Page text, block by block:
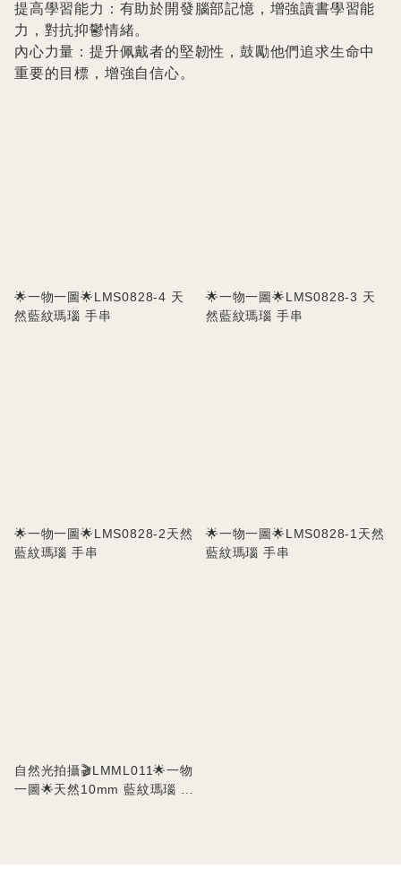
提高學習能力：有助於開發腦部記憶，增強讀書學習能
力，對抗抑鬱情緒。
內心力量：提升佩戴者的堅韌性，鼓勵他們追求生命中
重要的目標，增強自信心。
🌟一物一圖🌟LMS0828-4 天
然藍紋瑪瑙 手串
🌟一物一圖🌟LMS0828-3 天
然藍紋瑪瑙 手串
🌟一物一圖🌟LMS0828-2天然
藍紋瑪瑙 手串
🌟一物一圖🌟LMS0828-1天然
藍紋瑪瑙 手串
自然光拍攝🎬LMML011🌟一物
一圖🌟天然10mm 藍紋瑪瑙 手